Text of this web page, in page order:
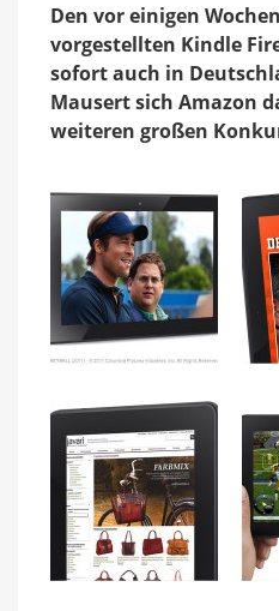
Den vor einigen
vorgestellten Kindle
sofort auch in
Mausert sich Amazon
weiteren großen